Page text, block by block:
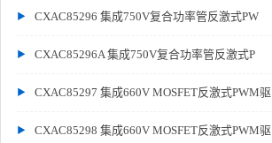
CXAC85296 集成750V复合功率管反激式PW
CXAC85296A 集成750V复合功率管反激式P
CXAC85297 集成660V MOSFET反激式PWM驱
CXAC85298 集成660V MOSFET反激式PWM驱